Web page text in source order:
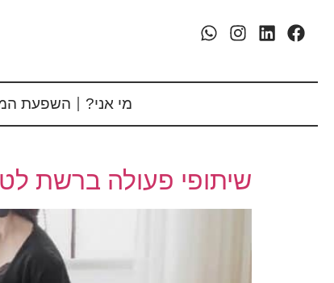
מי אני? השפעת
שיתופי פעולה ברשת